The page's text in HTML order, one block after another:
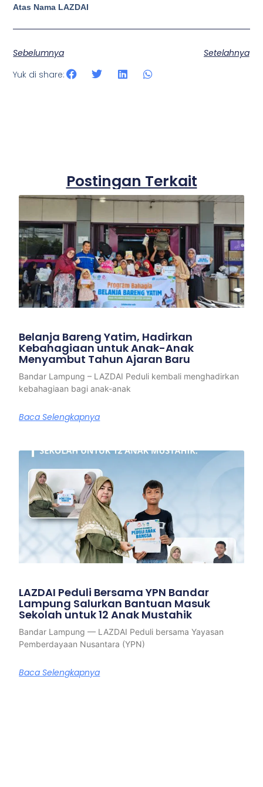
Atas Nama LAZDAI
Sebelumnya
Setelahnya
Yuk di share:
Postingan Terkait
Belanja Bareng Yatim, Hadirkan
Kebahagiaan untuk Anak-Anak
Menyambut Tahun Ajaran Baru
Bandar Lampung – LAZDAI Peduli kembali menghadirkan
kebahagiaan bagi anak-anak
Baca Selengkapnya
LAZDAI Peduli Bersama YPN Bandar
Lampung Salurkan Bantuan Masuk
Sekolah untuk 12 Anak Mustahik
Bandar Lampung — LAZDAI Peduli bersama Yayasan
Pemberdayaan Nusantara (YPN)
Baca Selengkapnya